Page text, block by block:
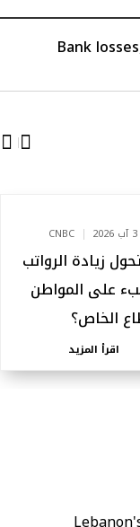
Bank losses
CNBC
زيادة الرواتب
على المواطن
الخاص؟
اقرأ المزيد